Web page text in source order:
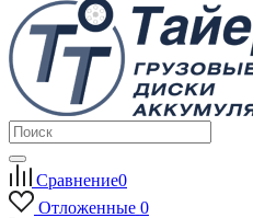
Сравнение0
Отложенные 0